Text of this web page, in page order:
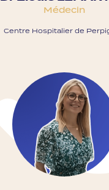
Médecin
Centre Hospitalier de